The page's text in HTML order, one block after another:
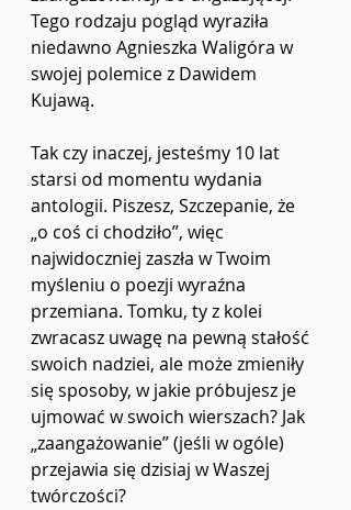
Tego rodzaju pogląd wyraziła
niedawno Agnieszka Waligóra w
swojej polemice z Dawidem
Kujawą.
Tak czy inaczej, jesteśmy 10 lat
starsi od momentu wydania
antologii. Piszesz, Szczepanie, że
„o coś ci chodziło”, więc
najwidoczniej zaszła w Twoim
myśleniu o poezji wyraźna
przemiana. Tomku, ty z kolei
zwracasz uwagę na pewną stałość
swoich nadziei, ale może zmieniły
się sposoby, w jakie próbujesz je
ujmować w swoich wierszach? Jak
„zaangażowanie” (jeśli w ogóle)
przejawia się dzisiaj w Waszej
twórczości?